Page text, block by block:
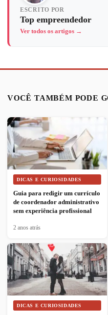
ESCRITO POR
Top empreendedor
Ver todos os artigos →
VOCÊ TAMBÉM PODE
DICAS E CURIOSIDADES
Guia para redigir um currículo
de coordenador administrativo
sem experiência profissional
2 anos atrás
DICAS E CURIOSIDADES